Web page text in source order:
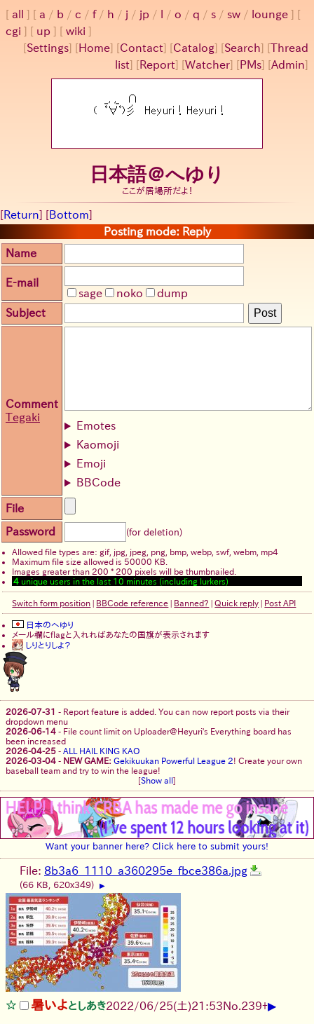
all a / b / c / f/ h / j / jp / / o / q / s / sw / lounge
cgi
up
wiki
[Settings] [ Home] [Contact] [Catalog] [Search] [Thread
list] [ Report] [Watcher] [ PMs] [Admin]
日本語＠へゆり
ここが居場所だよ！
[Return] [Bottom]
Posting mode: Reply
Name
E-mail
sage
noko
dump
Subject
Post
Comment
Tegaki
Emotes
Kaomoji
Emoji
BBCode
File
Password (for deletion)
Allowed file types are: gif, jpg, jpeg, png, bmp, webp, swf, webm, mp4
Maximum file size allowed is 50000 KB.
Images greater than 200 * 200 pixels will be thumbnailed.
4unique users in the last 10 minutes (including lurkers)
Switch form position BBCode reference Banned? |Quick reply Post API
日本のへゆり
メール欄にflagと入れればあなたの国旗が表示されます
しりとりしよ？
2026-07-31 - Report feature is added. You can now report posts via their
dropdown menu
2026-06-14 - File count limit on Uploader@Heyuri's Everything board has
been increased
2026-04-25 - ALL HAIL KING KAO
2026-03-04 - NEW GAME: Gekikuukan Powerful League 2! Create your own
baseball team and try to win the league!
[Show all ]
Want your banner here? Click here to submit yours!
File: 8b3a6_1110_a360295e_fbce386a.jpg
(66 KB, 620x349) ▶
暑いよとしあき2022/06/25(土)21:53No.239+▶